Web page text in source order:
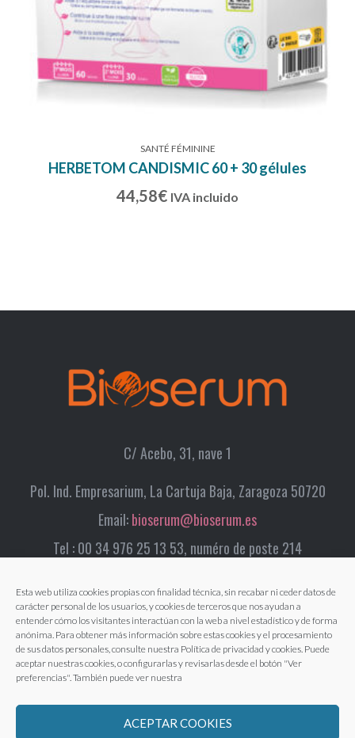
Esta web utiliza cookies propias con finalidad técnica, sin recabar ni ceder datos de
carácter personal de los usuarios, y cookies de terceros que nos ayudan a
entender cómo los visitantes interactúan con la web a nivel estadístico y de forma
anónima. Para obtener más información sobre estas cookies y el procesamiento
de sus datos personales, consulte nuestra Política de privacidad y cookies. Puede
aceptar nuestras cookies, o configurarlas y revisarlas desde el botón "Ver
preferencias". También puede ver nuestra
ACEPTAR COOKIES
SANTÉ FÉMININE
HERBETOM CANDISMIC 60 + 30 gélules
44,58€ IVA incluido
C/ Acebo, 31, nave 1
Pol. Ind. Empresarium, La Cartuja Baja, Zaragoza 50720
Email:bioserum@bioserum.es
Tel : 00 34 976 25 13 53, numéro de poste 214